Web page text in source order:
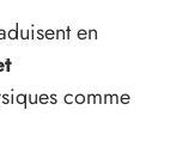
en
comme